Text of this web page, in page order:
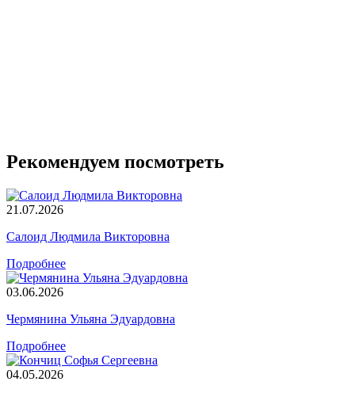
Рекомендуем посмотреть
21.07.2026
Салоид Людмила Викторовна
Подробнее
03.06.2026
Чермянина Ульяна Эдуардовна
Подробнее
04.05.2026